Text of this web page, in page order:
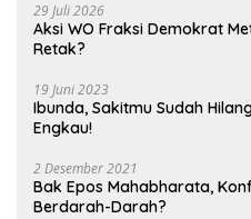
29 Juli 2026
Aksi WO Fraksi Demokrat
Retak?
19 Juni 2023
Ibunda, Sakitmu Sudah
Engkau!
2 Desember 2021
Bak Epos Mahabharata,
Berdarah-Darah?